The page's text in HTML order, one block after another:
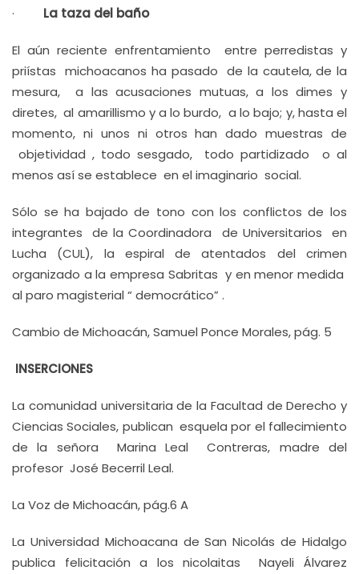
· La taza del baño
El aún reciente enfrentamiento entre perredistas y
priístas michoacanos ha pasado de la cautela, de la
mesura, a las acusaciones mutuas, a los dimes y
diretes, al amarillismo y a lo burdo, a lo bajo; y, hasta el
momento, ni unos ni otros han dado muestras de
objetividad , todo sesgado, todo partidizado o al
menos así se establece en el imaginario social.
Sólo se ha bajado de tono con los conflictos de los
integrantes de la Coordinadora de Universitarios en
Lucha (CUL), la espiral de atentados del crimen
organizado a la empresa Sabritas y en menor medida
al paro magisterial “ democrático” .
Cambio de Michoacán, Samuel Ponce Morales, pág. 5
INSERCIONES
La comunidad universitaria de la Facultad de Derecho y
Ciencias Sociales, publican esquela por el fallecimiento
de la señora Marina Leal Contreras, madre del
profesor José Becerril Leal.
La Voz de Michoacán, pág.6 A
La Universidad Michoacana de San Nicolás de Hidalgo
publica felicitación a los nicolaitas Nayeli Álvarez